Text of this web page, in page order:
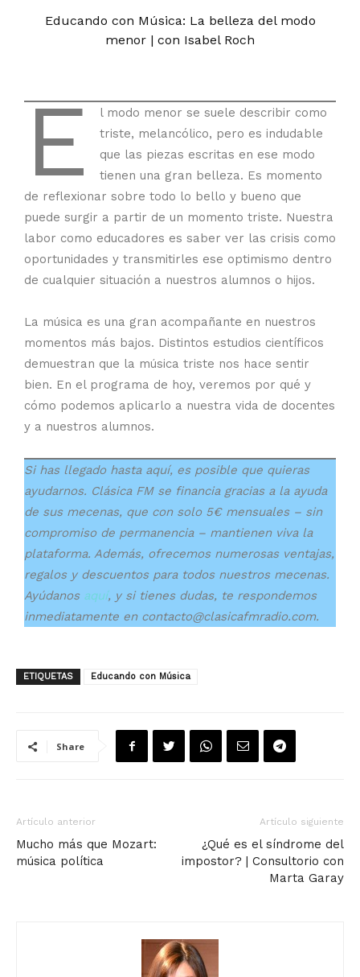
Educando con Música: La belleza del modo
menor | con Isabel Roch
E
l modo menor se suele describir como
triste, melancólico, pero es indudable
que las piezas escritas en ese modo
tienen una gran belleza. Es momento
de reflexionar sobre todo lo bello y bueno que
puede surgir a partir de un momento triste. Nuestra
labor como educadores es saber ver las crisis como
oportunidades y transmitirles ese optimismo dentro
de cualquier situación a nuestros alumnos o hijos.
La música es una gran acompañante en nuestros
momentos más bajos. Distintos estudios científicos
demuestran que la música triste nos hace sentir
bien. En el programa de hoy, veremos por qué y
cómo podemos aplicarlo a nuestra vida de docentes
y a nuestros alumnos.
Si has llegado hasta aquí, es posible que quieras
ayudarnos. Clásica FM se financia gracias a la ayuda
de sus mecenas, que con solo 5€ mensuales – sin
compromiso de permanencia – mantienen viva la
plataforma. Además, ofrecemos numerosas ventajas,
regalos y descuentos para todos nuestros mecenas.
Ayúdanos aquí, y si tienes dudas, te respondemos
inmediatamente en contacto@clasicafmradio.com.
ETIQUETAS Educando con Música
Share
Artículo anterior
Mucho más que Mozart:
música política
Artículo siguiente
¿Qué es el síndrome del
impostor? | Consultorio con
Marta Garay